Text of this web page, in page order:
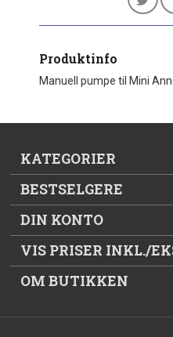
Produktinfo
Manuell pumpe til Mini
KATEGORIER
BESTSELGERE
DIN KONTO
VIS PRISER INKL./
OM BUTIKKEN